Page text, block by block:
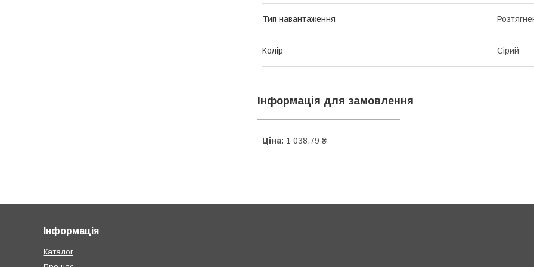
Тип навантаження
Колір Сірий
Інформація для замовлення
Ціна: 1 038,79 ₴
Інформація
Каталог